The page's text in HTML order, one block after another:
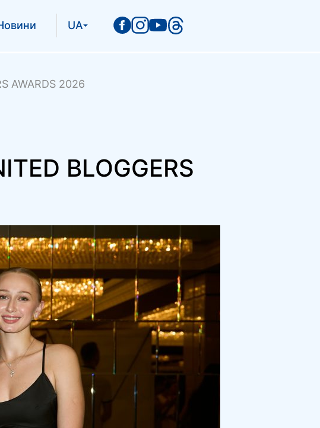
UA
AWARDS 2026
BLOGGERS